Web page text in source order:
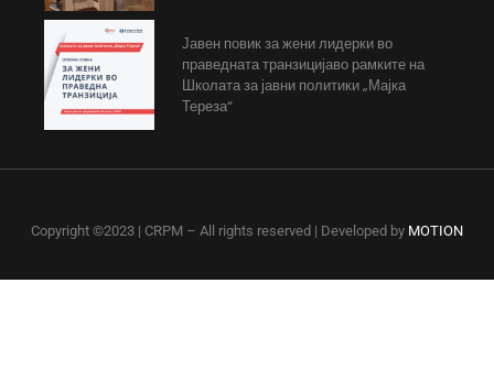
Јавен повик за жени лидерки во
праведната транзицијаво рамките на
Школата за јавни политики „Мајка
Тереза“
Copyright ©2023 | CRPM – All rights reserved | Developed by MOTION